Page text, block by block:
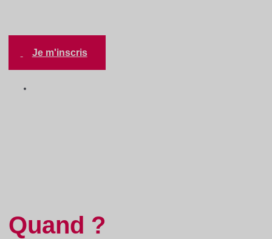
Je m'inscris
Quand ?